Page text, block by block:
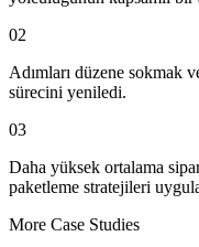
02
Adımları düzene sokmak
sürecini yeniledi.
03
Daha yüksek ortalama
paketleme stratejileri
More Case Studies